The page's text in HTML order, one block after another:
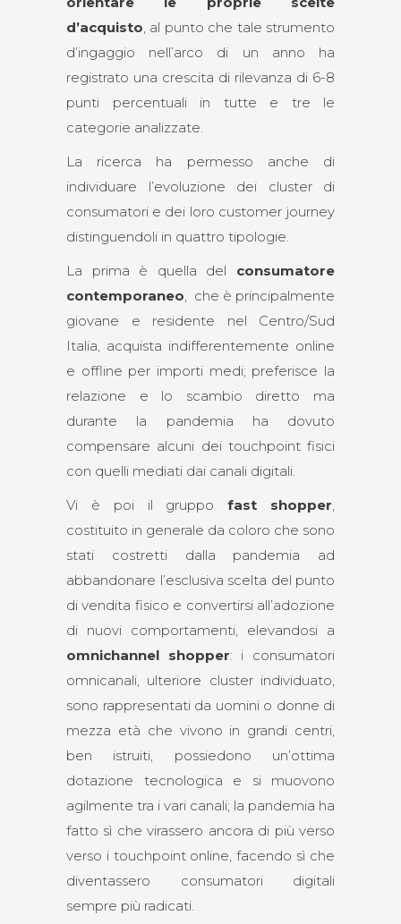
d’acquisto, al punto che tale strumento
d’ingaggio nell’arco di un anno ha
registrato una crescita di rilevanza di 6-8
punti percentuali in tutte e tre le
categorie analizzate.
La ricerca ha permesso anche di
individuare l’evoluzione dei cluster di
consumatori e dei loro customer journey
distinguendoli in quattro tipologie.
La prima è quella del consumatore
contemporaneo, che è principalmente
giovane e residente nel Centro/Sud
Italia, acquista indifferentemente online
e offline per importi medi; preferisce la
relazione e lo scambio diretto ma
durante la pandemia ha dovuto
compensare alcuni dei touchpoint fisici
con quelli mediati dai canali digitali.
Vi è poi il gruppofast shopper,
costituito in generale da coloro che sono
stati costretti dalla pandemia ad
abbandonare l’esclusiva scelta del punto
di vendita fisico e convertirsi all’adozione
di nuovi comportamenti, elevandosi a
omnichannel shopper: i consumatori
omnicanali, ulteriore cluster individuato,
sono rappresentati da uomini o donne di
mezza età che vivono in grandi centri,
ben istruiti, possiedono un’ottima
dotazione tecnologica e si muovono
agilmente tra i vari canali; la pandemia ha
fatto sì che virassero ancora di più verso
verso i touchpoint online, facendo sì che
diventassero consumatori digitali
sempre più radicati.